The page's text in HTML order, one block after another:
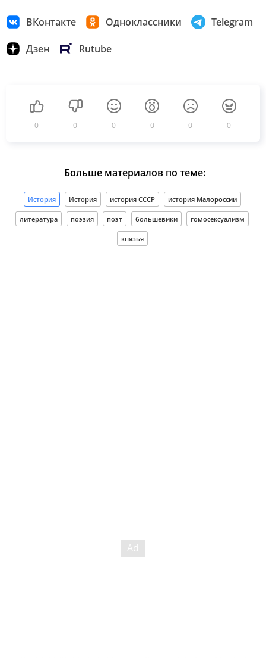
ВКонтакте Одноклассники Telegram
Дзен Rutube
0 0 0 0 0 0
Больше материалов по теме:
История История история СССР история Малороссии
литература поэзия поэт большевики гомосексуализм
князья